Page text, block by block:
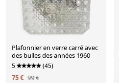
Plafonnier en verre carré avec
des bulles des années 1960
5 (45)
75 € 99 €